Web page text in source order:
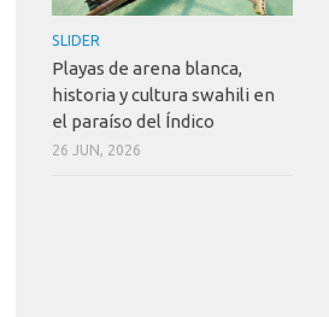
SLIDER
Playas de arena blanca,
historia y cultura swahili en
el paraíso del Índico
26 JUN, 2026